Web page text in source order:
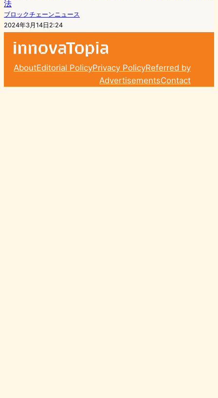
法
ブロックチェーンニュース
2024年3月14日2:24
AboutEditorial PolicyPrivacy PolicyReferred by
AdvertisementsContact